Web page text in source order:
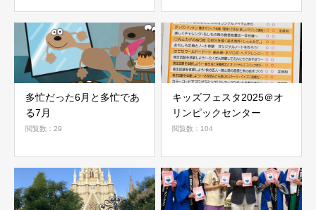
多忙だった6月と多忙であ
る7月
閲覧数：29
キッズフェスタ2025＠オ
リンピックセンター
閲覧数：104